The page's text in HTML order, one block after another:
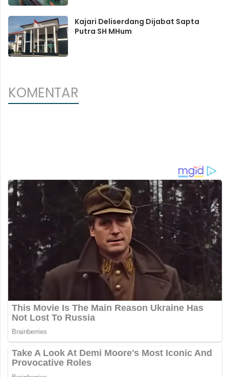
Kajari Deliserdang Dijabat Sapta
Putra SH MHum
KOMENTAR